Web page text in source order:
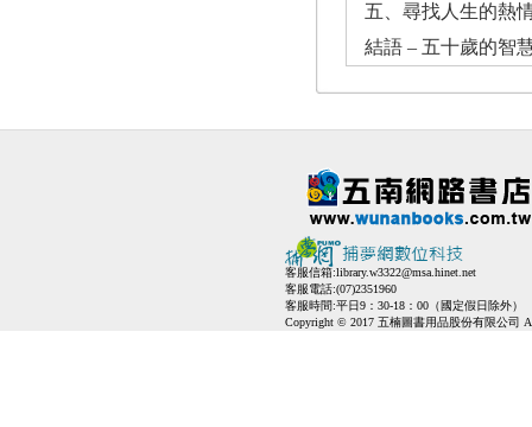
五、尋找人生的熱
結語 – 五十歲的智
客服信箱:library.w3322@msa.hinet.net
客服電話:(07)2351960
客服時間:平日9：30-18：00（國定假日除外）
Copyright © 2017 五楠圖書用品股份有限公司